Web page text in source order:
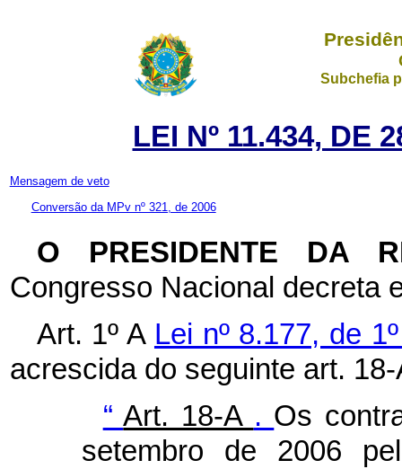
Subchefia
LEI Nº 11.434, DE
Mensagem de veto
Conversão da MPv nº 321, de 2006
O PRESIDENTE DA
Congresso Nacional decreta
Art. 1º A Lei nº 8.177, de
acrescida do seguinte art. 18-
“Art. 18-A . Os
setembro de 2006